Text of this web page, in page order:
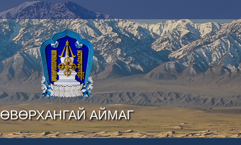
ӨВӨРХАНГАЙ АЙМАГ